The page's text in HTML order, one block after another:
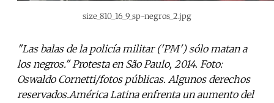
size_810_16_9_sp-negros_2.jpg
"Las balas de la policía militar ('PM') sólo matan a
los negros." Protesta en São Paulo, 2014. Foto:
Oswaldo Cornetti/fotos públicas. Algunos derechos
reservados.América Latina enfrenta un aumento del